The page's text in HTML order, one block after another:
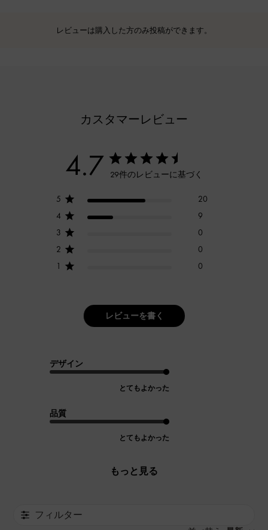
レビューは購入した方のみ投稿ができます。
カスタマーレビュー
4.7 29件のレビューに基づく
5
20
4
9
3
0
2
0
1
0
レビューを書く
デザイン
とてもよかった
品質
とてもよかった
もっと見る
フィルター